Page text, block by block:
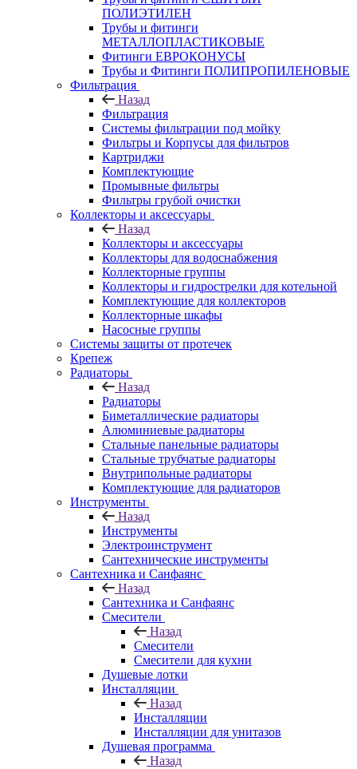
ПОЛИЭТИЛЕН
Трубы и фитинги
МЕТАЛЛОПЛАСТИКОВЫЕ
Фитинги ЕВРОКОНУСЫ
Трубы и Фитинги ПОЛИПРОПИЛЕНОВЫЕ
Фильтрация
Назад
Фильтрация
Системы фильтрации под мойку
Фильтры и Корпусы для фильтров
Картриджи
Комплектующие
Промывные фильтры
Фильтры грубой очистки
Коллекторы и аксессуары
Назад
Коллекторы и аксессуары
Коллекторы для водоснабжения
Коллекторные группы
Коллекторы и гидрострелки для котельной
Комплектующие для коллекторов
Коллекторные шкафы
Насосные группы
Системы защиты от протечек
Крепеж
Радиаторы
Назад
Радиаторы
Биметаллические радиаторы
Алюминиевые радиаторы
Стальные панельные радиаторы
Стальные трубчатые радиаторы
Внутрипольные радиаторы
Комплектующие для радиаторов
Инструменты
Назад
Инструменты
Электроинструмент
Сантехнические инструменты
Сантехника и Санфаянс
Назад
Сантехника и Санфаянс
Смесители
Назад
Смесители
Смесители для кухни
Душевые лотки
Инсталляции
Назад
Инсталляции
Инсталляции для унитазов
Душевая программа
Назад